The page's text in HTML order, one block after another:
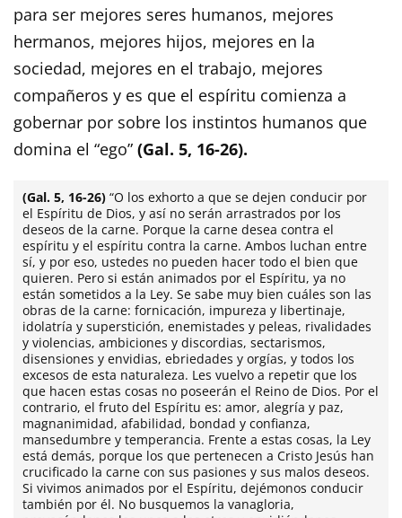
para ser mejores seres humanos, mejores
hermanos, mejores hijos, mejores en la
sociedad, mejores en el trabajo, mejores
compañeros y es que el espíritu comienza a
gobernar por sobre los instintos humanos que
domina el “ego” (Gal. 5, 16-26).
(Gal. 5, 16-26) “O los exhorto a que se dejen conducir por
el Espíritu de Dios, y así no serán arrastrados por los
deseos de la carne. Porque la carne desea contra el
espíritu y el espíritu contra la carne. Ambos luchan entre
sí, y por eso, ustedes no pueden hacer todo el bien que
quieren. Pero si están animados por el Espíritu, ya no
están sometidos a la Ley. Se sabe muy bien cuáles son las
obras de la carne: fornicación, impureza y libertinaje,
idolatría y superstición, enemistades y peleas, rivalidades
y violencias, ambiciones y discordias, sectarismos,
disensiones y envidias, ebriedades y orgías, y todos los
excesos de esta naturaleza. Les vuelvo a repetir que los
que hacen estas cosas no poseerán el Reino de Dios. Por el
contrario, el fruto del Espíritu es: amor, alegría y paz,
magnanimidad, afabilidad, bondad y confianza,
mansedumbre y temperancia. Frente a estas cosas, la Ley
está demás, porque los que pertenecen a Cristo Jesús han
crucificado la carne con sus pasiones y sus malos deseos.
Si vivimos animados por el Espíritu, dejémonos conducir
también por él. No busquemos la vanagloria,